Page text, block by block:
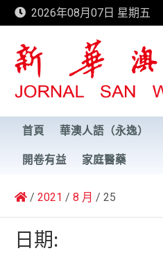
2026年08月07日 星期五
新華澳報
首頁 華澳人語（永逸）
開卷有益 家庭醫藥
2021 8 月 25
日期: